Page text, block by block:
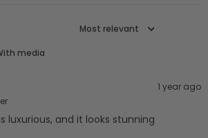
media
1 year ago
luxurious, and it looks stunning